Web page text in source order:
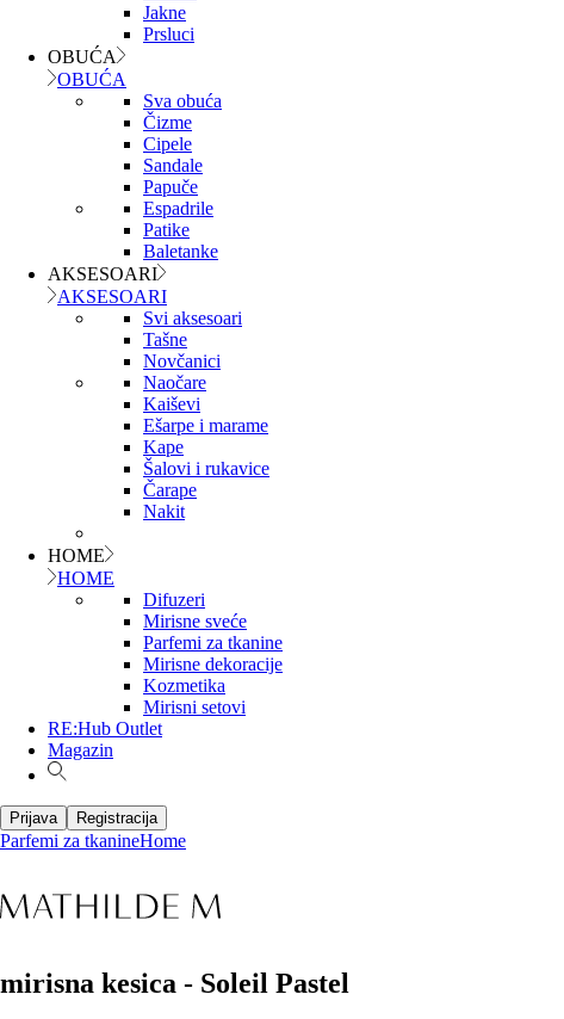
Jakne
Prsluci
OBUĆA
OBUĆA
Sva obuća
Čizme
Cipele
Sandale
Papuče
Espadrile
Patike
Baletanke
AKSESOARI
AKSESOARI
Svi aksesoari
Tašne
Novčanici
Naočare
Kaiševi
Ešarpe i marame
Kape
Šalovi i rukavice
Čarape
Nakit
HOME
HOME
Difuzeri
Mirisne sveće
Parfemi za tkanine
Mirisne dekoracije
Kozmetika
Mirisni setovi
RE:Hub Outlet
Magazin
Prijava Registracija
Parfemi za tkanineHome
mirisna kesica - Soleil Pastel